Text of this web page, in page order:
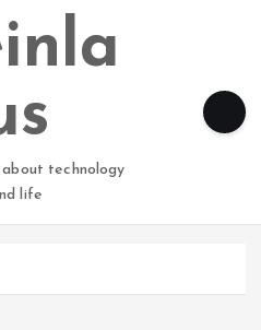
technology
life